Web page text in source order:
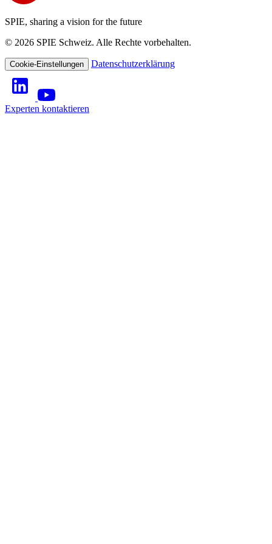
SPIE, sharing a vision for the future
© 2026 SPIE Schweiz. Alle Rechte vorbehalten.
Cookie-Einstellungen Datenschutzerklärung
Experten kontaktieren